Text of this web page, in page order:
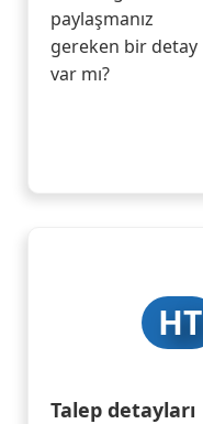
paylaşmanız
gereken bir detay
var mı?
HT
Talep detayları